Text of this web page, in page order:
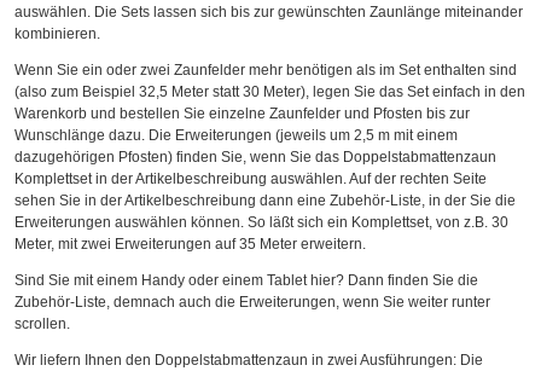
auswählen. Die Sets lassen sich bis zur gewünschten Zaunlänge miteinander
kombinieren.
Wenn Sie ein oder zwei Zaunfelder mehr benötigen als im Set enthalten sind
(also zum Beispiel 32,5 Meter statt 30 Meter), legen Sie das Set einfach in den
Warenkorb und bestellen Sie einzelne Zaunfelder und Pfosten bis zur
Wunschlänge dazu. Die Erweiterungen (jeweils um 2,5 m mit einem
dazugehörigen Pfosten) finden Sie, wenn Sie das Doppelstabmattenzaun
Komplettset in der Artikelbeschreibung auswählen. Auf der rechten Seite
sehen Sie in der Artikelbeschreibung dann eine Zubehör-Liste, in der Sie die
Erweiterungen auswählen können. So läßt sich ein Komplettset, von z.B. 30
Meter, mit zwei Erweiterungen auf 35 Meter erweitern.
Sind Sie mit einem Handy oder einem Tablet hier? Dann finden Sie die
Zubehör-Liste, demnach auch die Erweiterungen, wenn Sie weiter runter
scrollen.
Wir liefern Ihnen den Doppelstabmattenzaun in zwei Ausführungen: Die